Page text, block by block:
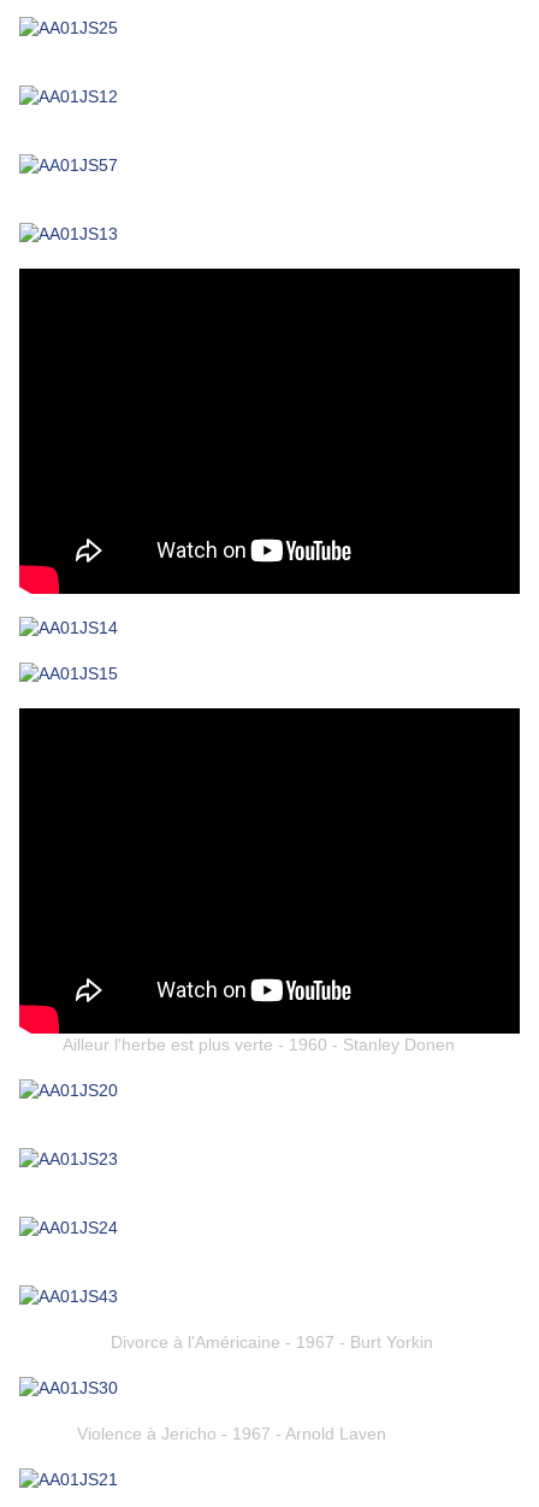
Ailleur l'herbe est plus verte - 1960 - Stanley Donen
Divorce à l'Américaine - 1967 - Burt Yorkin
Violence à Jericho - 1967 - Arnold Laven